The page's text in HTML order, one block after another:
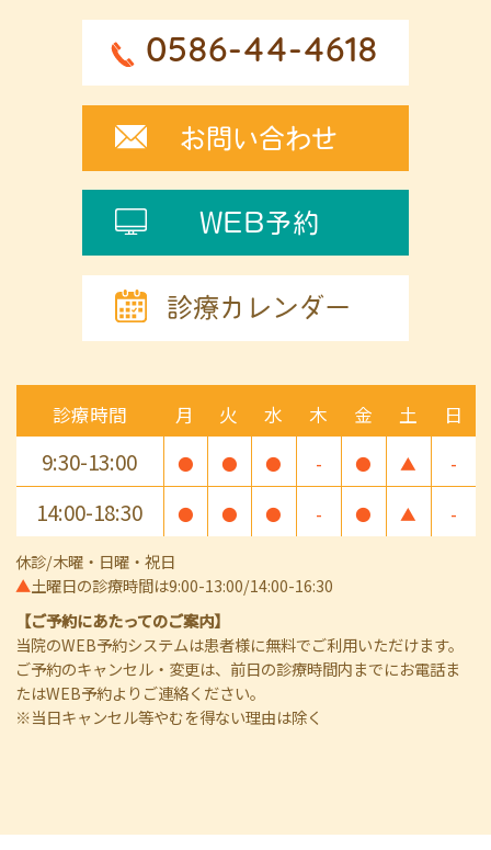
0586-44-4618
お問い合わせ
WEB予約
診療カレンダー
診療時間 月 火 水 木 金 土 日
9:30-13:00 ● ● ● - ● ▲ -
14:00-18:30 ● ● ● - ● ▲ -
休診/木曜・日曜・祝日
▲土曜日の診療時間は9:00-13:00/14:00-16:30
【ご予約にあたってのご案内】
当院のWEB予約システムは患者様に無料でご利用いただけます。
ご予約のキャンセル・変更は、前日の診療時間内までにお電話ま
たはWEB予約よりご連絡ください。
※当日キャンセル等やむを得ない理由は除く